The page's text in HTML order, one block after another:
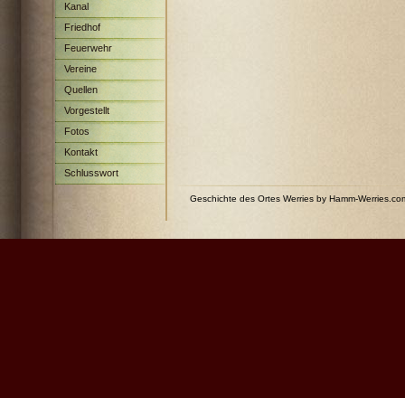
Kanal
Friedhof
Feuerwehr
Vereine
Quellen
Vorgestellt
Fotos
Kontakt
Schlusswort
Geschichte des Ortes Werries by Hamm-